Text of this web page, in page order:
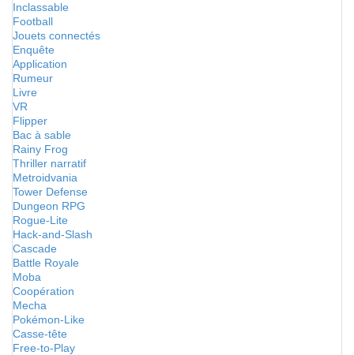
Inclassable
Football
Jouets connectés
Enquête
Application
Rumeur
Livre
VR
Flipper
Bac à sable
Rainy Frog
Thriller narratif
Metroidvania
Tower Defense
Dungeon RPG
Rogue-Lite
Hack-and-Slash
Cascade
Battle Royale
Moba
Coopération
Mecha
Pokémon-Like
Casse-tête
Free-to-Play